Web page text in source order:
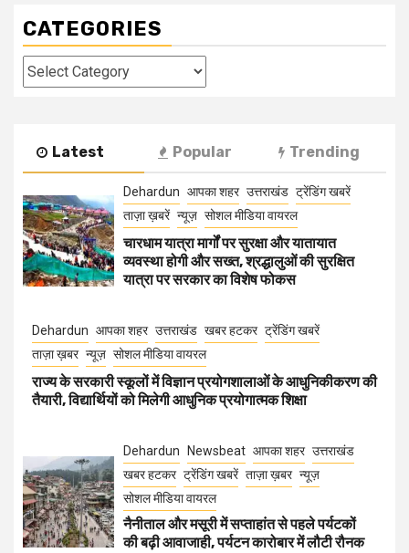
CATEGORIES
Categories
Latest Popular Trending
Dehardun आपका शहर उत्तराखंड ट्रेंडिंग खबरें
ताज़ा ख़बरें न्यूज़ सोशल मीडिया वायरल
चारधाम यात्रा मार्गों पर सुरक्षा और यातायात
व्यवस्था होगी और सख्त, श्रद्धालुओं की सुरक्षित
यात्रा पर सरकार का विशेष फोकस
Dehardun आपका शहर उत्तराखंड खबर हटकर ट्रेंडिंग खबरें
ताज़ा ख़बर न्यूज़ सोशल मीडिया वायरल
राज्य के सरकारी स्कूलों में विज्ञान प्रयोगशालाओं के आधुनिकीकरण की
तैयारी, विद्यार्थियों को मिलेगी आधुनिक प्रयोगात्मक शिक्षा
Dehardun Newsbeat आपका शहर उत्तराखंड
खबर हटकर ट्रेंडिंग खबरें ताज़ा ख़बर न्यूज़
सोशल मीडिया वायरल
नैनीताल और मसूरी में सप्ताहांत से पहले पर्यटकों
की बढ़ी आवाजाही, पर्यटन कारोबार में लौटी रौनक